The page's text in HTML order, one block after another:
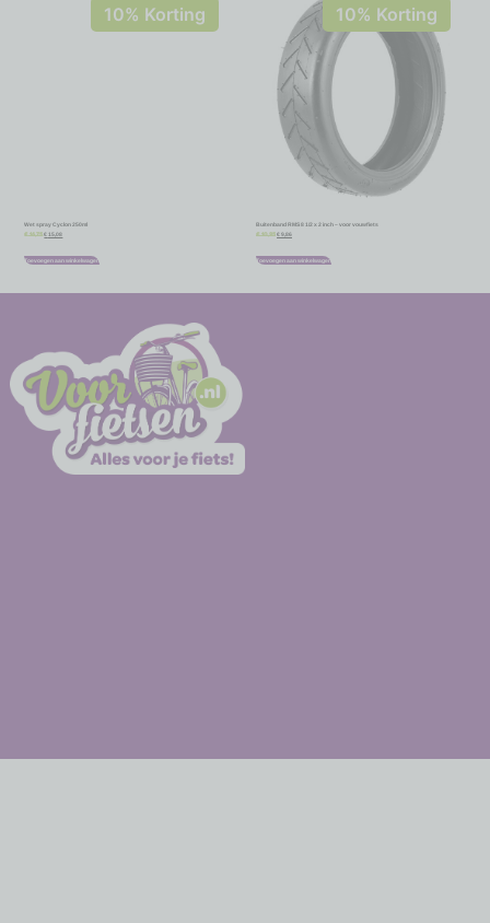
10% Korting
Wet spray Cyclon 250ml
€16,75 €15,08
Toevoegen aan winkelwagen
10% Korting
Buitenband RMS 8 1/2 x 2 inch – voor vouwfiets
10,95 €9,86
Toevoegen aan winkelwagen